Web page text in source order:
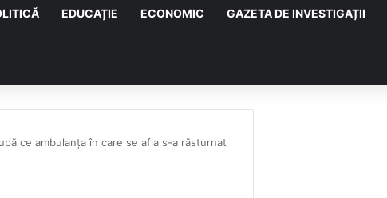
EDUCAȚIE ECONOMIC GAZETA DE INVESTIGAȚII
ce ambulanța în care se afla s-a răsturnat